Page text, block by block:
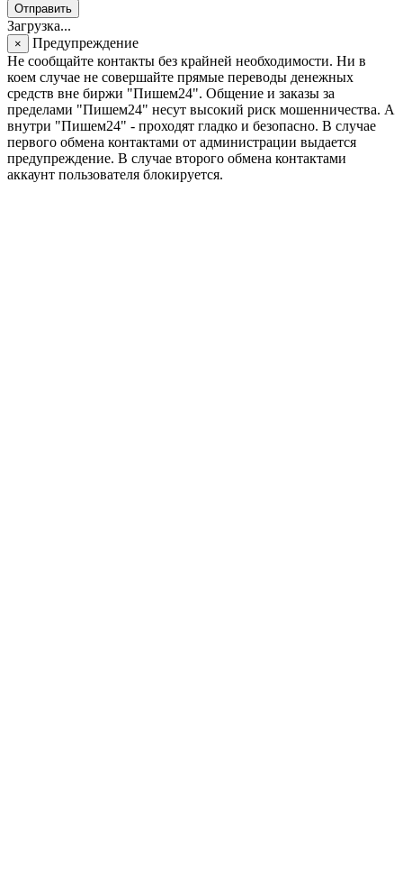
Отправить
Загрузка...
×
Предупреждение
Не сообщайте контакты без крайней необходимости. Ни в
коем случае не совершайте прямые переводы денежных
средств вне биржи "Пишем24". Общение и заказы за
пределами "Пишем24" несут высокий риск мошенничества. А
внутри "Пишем24" - проходят гладко и безопасно. В случае
первого обмена контактами от администрации выдается
предупреждение. В случае второго обмена контактами
аккаунт пользователя блокируется.